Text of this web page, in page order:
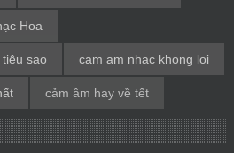
Hoa
sao cam am nhac khong loi
cảm âm hay về tết